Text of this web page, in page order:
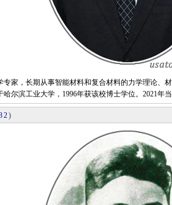
，长期从事智能材料和复合材料的力学理论、
哈尔滨工业大学，1996年获该校博士学位。2021
)